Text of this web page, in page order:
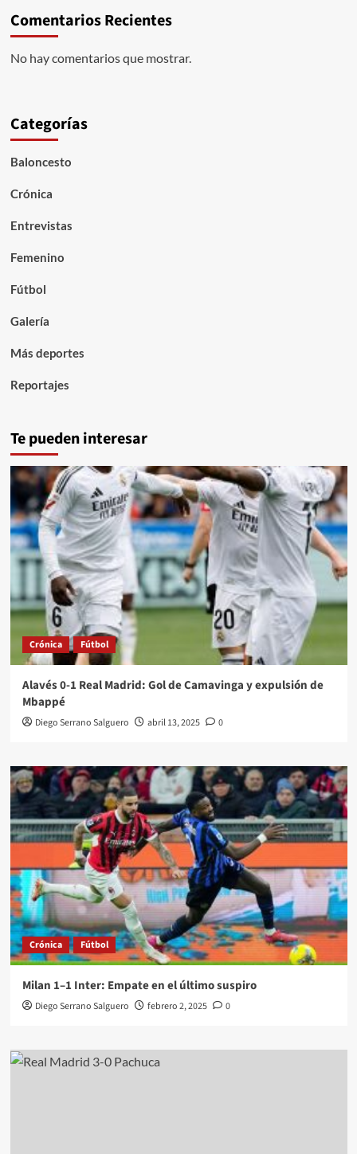
Comentarios Recientes
No hay comentarios que mostrar.
Categorías
Baloncesto
Crónica
Entrevistas
Femenino
Fútbol
Galería
Más deportes
Reportajes
Te pueden interesar
Crónica Fútbol
Alavés 0-1 Real Madrid: Gol de Camavinga y expulsión de
Mbappé
Diego Serrano Salguero abril 13, 2025 0
Crónica Fútbol
Milan 1–1 Inter: Empate en el último suspiro
Diego Serrano Salguero febrero 2, 2025 0